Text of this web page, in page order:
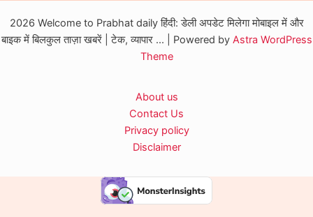
2026 Welcome to Prabhat daily हिंदी: डेली अपडेट मिलेगा मोबाइल में और
बाइक में बिलकुल ताज़ा खबरें | टेक, व्यापार ... | Powered by Astra WordPress
Theme
About us
Contact Us
Privacy policy
Disclaimer